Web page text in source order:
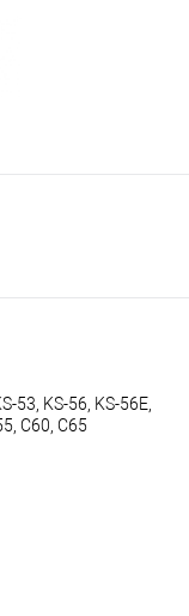
53, KS-56, KS-56E,
C60, C65